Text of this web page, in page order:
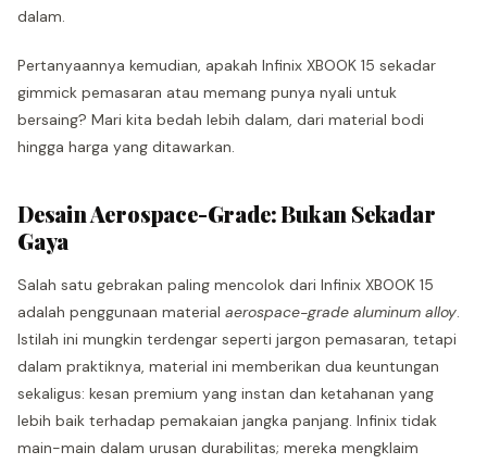
dalam.
Pertanyaannya kemudian, apakah Infinix XBOOK 15 sekadar
gimmick pemasaran atau memang punya nyali untuk
bersaing? Mari kita bedah lebih dalam, dari material bodi
hingga harga yang ditawarkan.
Desain Aerospace-Grade: Bukan Sekadar
Gaya
Salah satu gebrakan paling mencolok dari Infinix XBOOK 15
adalah penggunaan material aerospace-grade aluminum alloy.
Istilah ini mungkin terdengar seperti jargon pemasaran, tetapi
dalam praktiknya, material ini memberikan dua keuntungan
sekaligus: kesan premium yang instan dan ketahanan yang
lebih baik terhadap pemakaian jangka panjang. Infinix tidak
main-main dalam urusan durabilitas; mereka mengklaim